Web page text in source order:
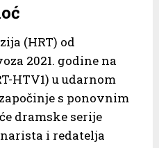
(HRT) od
2021. godine na
HTV1) u udarnom
s ponovnim
dramske serije
i redatelja